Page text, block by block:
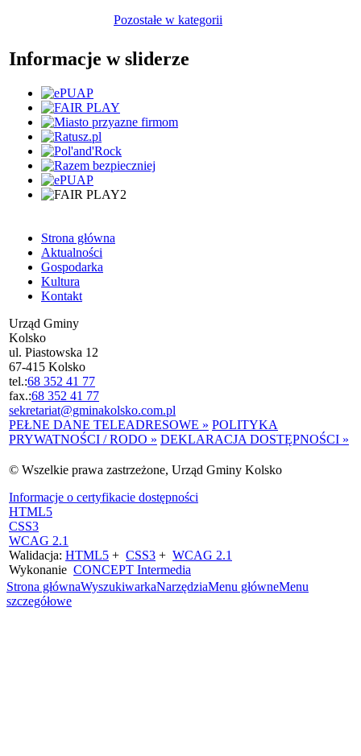
Pozostałe w kategorii
Informacje w sliderze
Strona główna
Aktualności
Gospodarka
Kultura
Kontakt
Urząd Gminy
Kolsko
ul. Piastowska 12
67-415 Kolsko
tel.:68 352 41 77
fax.:68 352 41 77
sekretariat@gminakolsko.com.pl
PEŁNE DANE TELEADRESOWE » POLITYKA
PRYWATNOŚCI / RODO » DEKLARACJA DOSTĘPNOŚCI »
© Wszelkie prawa zastrzeżone, Urząd Gminy Kolsko
Informacje o certyfikacie dostępności
HTML5
CSS3
WCAG 2.1
Walidacja: HTML5 + CSS3 + WCAG 2.1
Wykonanie CONCEPT Intermedia
Strona głównaWyszukiwarkaNarzędziaMenu główneMenu
szczegółowe